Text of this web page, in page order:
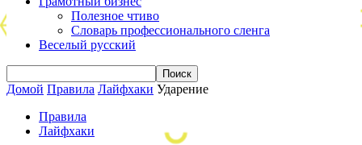
Полезное чтиво
Словарь профессионального сленга
Веселый русский
Домой Правила Лайфхаки Ударение
Правила
Лайфхаки